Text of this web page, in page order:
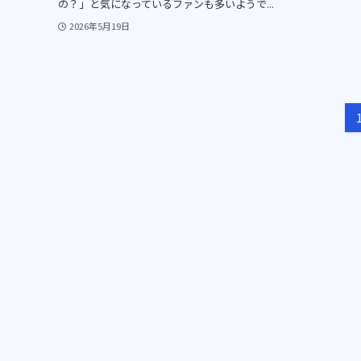
の？」と気になっているファンも多いようで...
2026年5月19日
1